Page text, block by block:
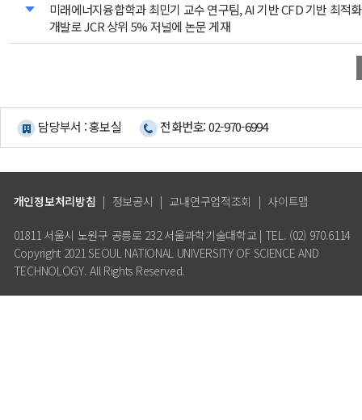
미래에너지융합학과 최민기 교수 연구팀, AI 기반 CFD 기반 최적
개발로 JCR 상위 5% 저널에 논문 게재
담당부서 : 홍보실 전화번호: 02-970-6994
개인정보처리방침 | 정보공시 | 교내연구업적조회 | 사이트맵
01811 서울시 노원구 공릉로 232 서울과학기술대학교 | TEL. (02) 970.6114
Copyright 2021 SEOUL NATIONAL UNIVERSITY OF SCIENCE AND
TECHNOLOGY. All Rights Reserved.